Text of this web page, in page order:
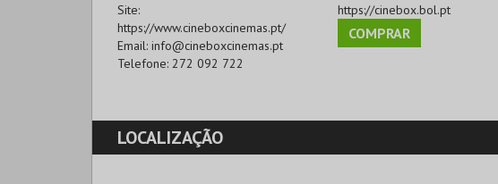
Site:
https://www.cineboxcinemas.pt/
Email: info@cineboxcinemas.pt
Telefone: 272 092 722
https://cinebox.bol.pt
COMPRAR
LOCALIZAÇÃO